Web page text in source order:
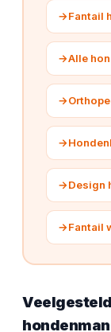
→Fantail
→Alle
→
→
→Design
→Fantail